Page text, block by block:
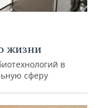
жизни
в
сферу